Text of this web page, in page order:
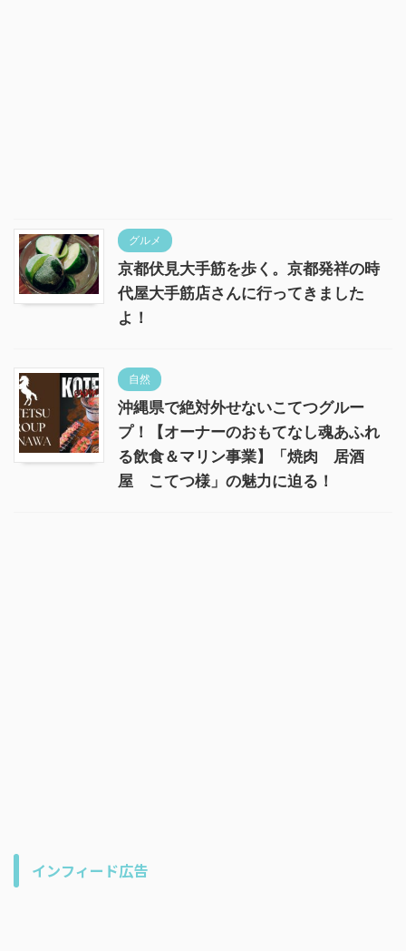
グルメ
京都伏見大手筋を歩く。京都発祥の時
代屋大手筋店さんに行ってきました
よ！
自然
沖縄県で絶対外せないこてつグルー
プ！【オーナーのおもてなし魂あふれ
る飲食＆マリン事業】「焼肉 居酒
屋 こてつ様」の魅力に迫る！
インフィード広告